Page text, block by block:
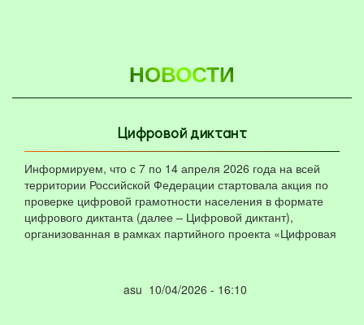
НОВОСТИ
Цифровой диктант
Информируем, что с 7 по 14 апреля 2026 года на всей
территории Российской Федерации стартовала акция по
проверке цифровой грамотности населения в формате
цифрового диктанта (далее – Цифровой диктант),
организованная в рамках партийного проекта «Цифровая
asu 10/04/2026 - 16:10